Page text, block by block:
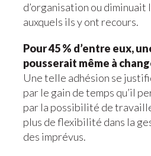
d’organisation ou diminuait
auxquels ils y ont recours.
Pour 45 % d’entre eux,
pousserait même à
Une telle adhésion se
par le gain de temps qu’il
par la possibilité de
plus de flexibilité dans la
des imprévus.